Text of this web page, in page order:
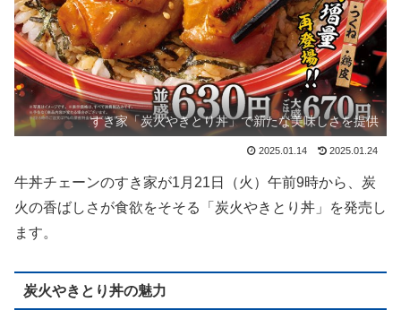
すき家「炭火やきとり丼」で新たな美味しさを提供
2025.01.14 2025.01.24
牛丼チェーンのすき家が1月21日（火）午前9時から、炭
火の香ばしさが食欲をそそる「炭火やきとり丼」を発売し
ます。
炭火やきとり丼の魅力